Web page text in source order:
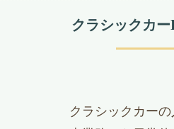
クラシックカ
クラシックカー